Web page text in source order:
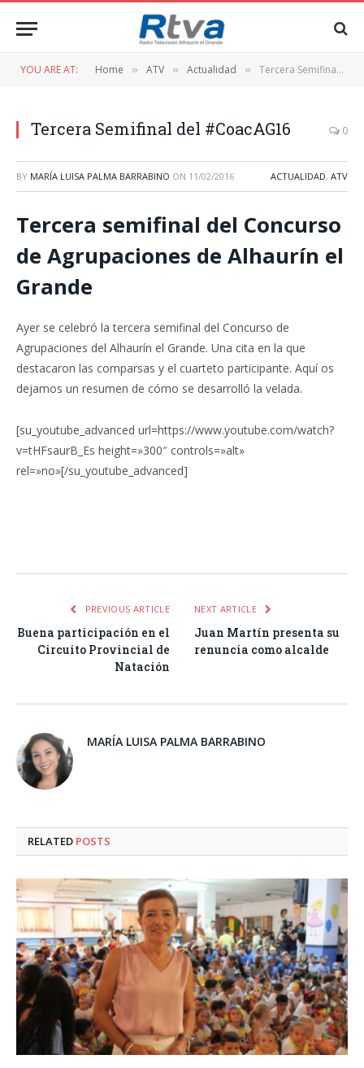
YOU ARE AT: Home » ATV » Actualidad » Tercera Semifinal del #CoacAG16
Tercera Semifinal del #CoacAG16 0
BY MARÍA LUISA PALMA BARRABINO ON 11/02/2016 ACTUALIDAD, ATV
Tercera semifinal del Concurso
de Agrupaciones de Alhaurín el
Grande
Ayer se celebró la tercera semifinal del Concurso de
Agrupaciones del Alhaurín el Grande. Una cita en la que
destacaron las comparsas y el cuarteto participante. Aquí os
dejamos un resumen de cómo se desarrolló la velada.
[su_youtube_advanced url=https://www.youtube.com/watch?
v=tHFsaurB_Es height=»300″ controls=»alt»
rel=»no»[/su_youtube_advanced]
PREVIOUS ARTICLE
Buena participación en el
Circuito Provincial de
Natación
NEXT ARTICLE
Juan Martín presenta su
renuncia como alcalde
MARÍA LUISA PALMA BARRABINO
RELATED POSTS